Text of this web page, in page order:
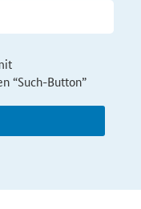
“Such-Button”